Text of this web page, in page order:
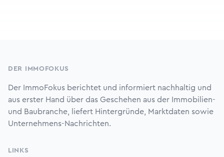
DER IMMOFOKUS
Der ImmoFokus berichtet und informiert nachhaltig und
aus erster Hand über das Geschehen aus der Immobilien-
und Baubranche, liefert Hintergründe, Marktdaten sowie
Unternehmens-Nachrichten.
LINKS